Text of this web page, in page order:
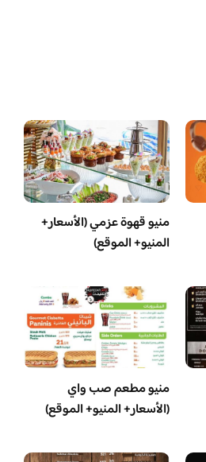
منيو قهوة عزمي (الأسعار+
المنيو+ الموقع)
منيو مطعم صب واي
(الأسعار+ المنيو+ الموقع)